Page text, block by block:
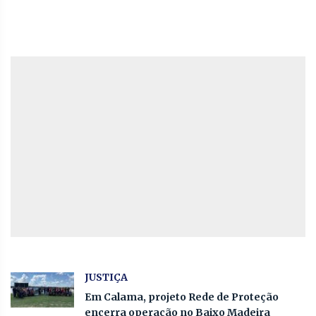
JUSTIÇA
Em Calama, projeto Rede de Proteção
encerra operação no Baixo Madeira